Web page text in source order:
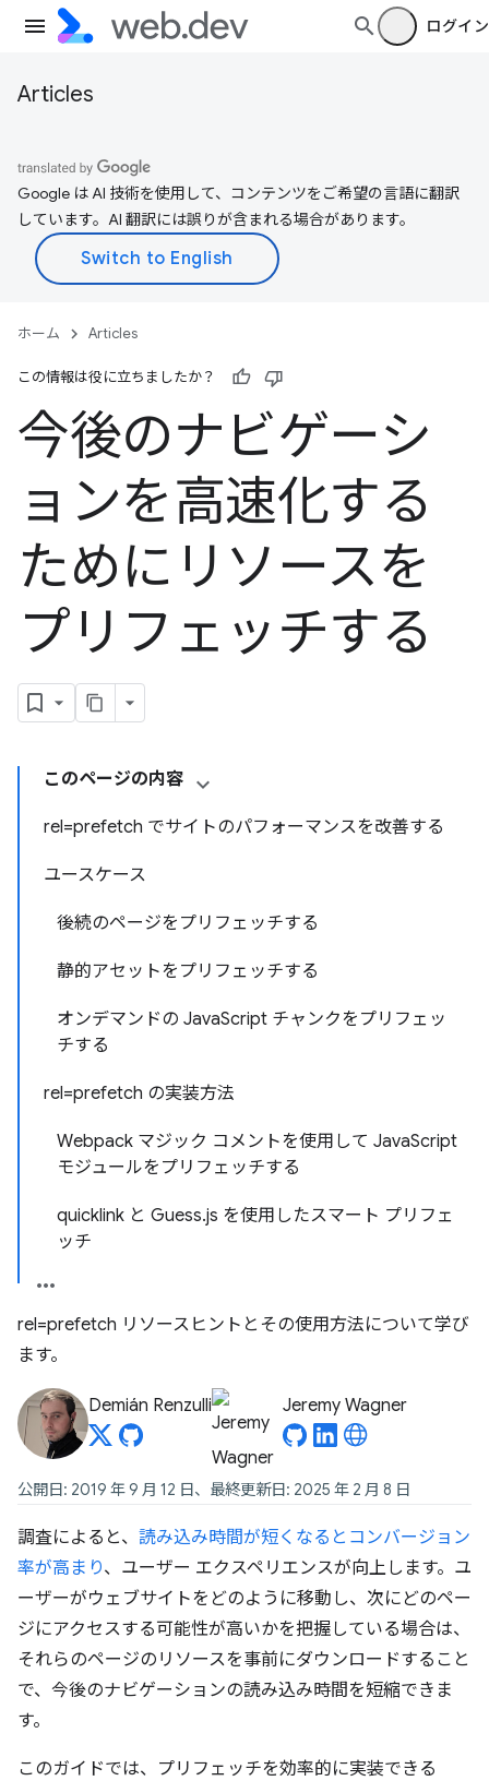
ログイン
Articles
Google は AI 技術を使用して、コンテンツをご希望の言語に翻訳
しています。AI 翻訳には誤りが含まれる場合があります。
ホーム Articles
この情報は役に立ちましたか？
今後のナビゲーシ
ョンを高速化する
ためにリソースを
プリフェッチする
このページの内容
rel=prefetch でサイトのパフォーマンスを改善する
ユースケース
後続のページをプリフェッチする
静的アセットをプリフェッチする
オンデマンドの JavaScript チャンクをプリフェッ
チする
rel=prefetch の実装方法
Webpack マジック コメントを使用して JavaScript
モジュールをプリフェッチする
quicklink と Guess.js を使用したスマート プリフェ
ッチ
rel=prefetch リソースヒントとその使用方法について学び
ます。
Demián Renzulli Jeremy Wagner
公開日: 2019 年 9 月 12 日、最終更新日: 2025 年 2 月 8 日
調査によると、 読み込み時間が短くなるとコンバージョン
率が高まり、ユーザー エクスペリエンスが向上します。ユ
ーザーがウェブサイトをどのように移動し、次にどのペー
ジにアクセスする可能性が高いかを把握している場合は、
それらのページのリソースを事前にダウンロードすること
で、今後のナビゲーションの読み込み時間を短縮できま
す。
このガイドでは、プリフェッチを効率的に実装できる